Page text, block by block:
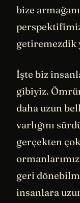
bize
getiremezdik
İşte biz
gibiyiz.
daha uzun
varlığını
gerçekten
geri
insanlara